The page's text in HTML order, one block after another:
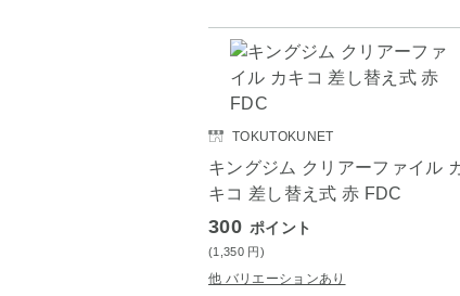
TOKUTOKUNET
キングジム クリアーファイル
キコ 差し替え式 赤 FDC
300 ポイント
(1,350 円)
他 バリエーションあり